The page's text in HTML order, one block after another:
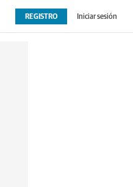
REGISTRO Iniciar sesión